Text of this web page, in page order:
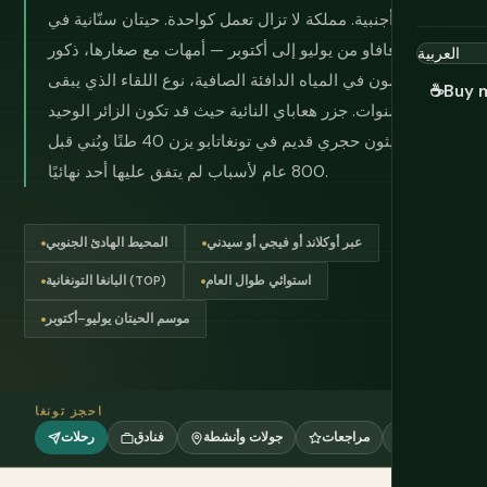
☕Buy
قبل قوة أجنبية. مملكة لا تزال تعمل كواحدة. حيتان سنّانية في
فافاو من يوليو إلى أكتوبر — أمهات مع صغارها، ذكور
يتنافسون في المياه الدافئة الصافية، نوع اللقاء الذي يبقى
معك لسنوات. جزر هعاباي النائية حيث قد تكون الزائر الوحيد
لأيام. تريليثون حجري قديم في تونغاتابو يزن 40 طنًا وبُني قبل
800 عام لأسباب لم يتفق عليها أحد نهائيًا.
المحيط الهادئ الجنوبي عبر أوكلاند أو فيجي أو سيدني
البانغا التونغانية (TOP) استوائي طوال العام
موسم الحيتان يوليو–أكتوبر
احجز تونغا
رحلات فنادق جولات وأنشطة مراجعات